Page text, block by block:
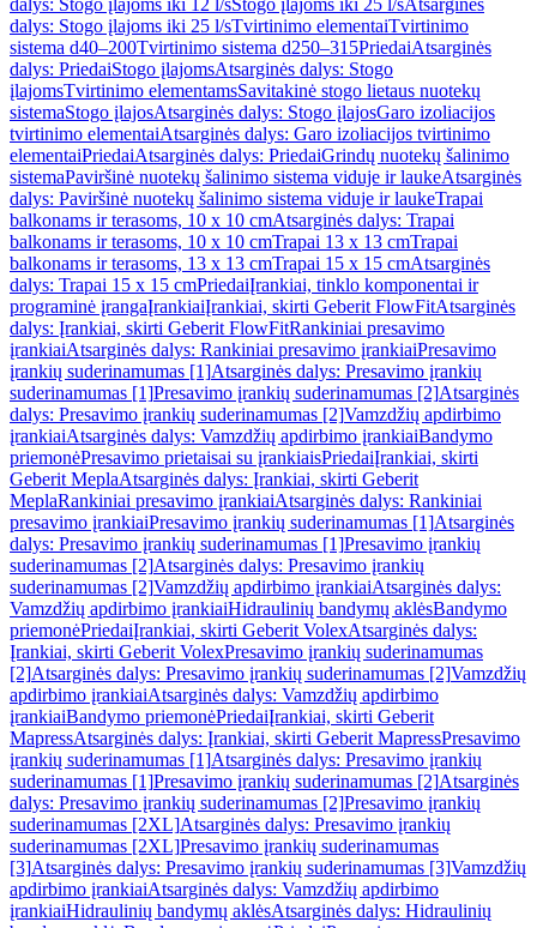
dalys: Stogo įlajoms iki 12 l/sStogo įlajoms iki 25 l/sAtsarginės
dalys: Stogo įlajoms iki 25 l/sTvirtinimo elementaiTvirtinimo
sistema d40–200Tvirtinimo sistema d250–315PriedaiAtsarginės
dalys: PriedaiStogo įlajomsAtsarginės dalys: Stogo
įlajomsTvirtinimo elementamsSavitakinė stogo lietaus nuotekų
sistemaStogo įlajosAtsarginės dalys: Stogo įlajosGaro izoliacijos
tvirtinimo elementaiAtsarginės dalys: Garo izoliacijos tvirtinimo
elementaiPriedaiAtsarginės dalys: PriedaiGrindų nuotekų šalinimo
sistemaPaviršinė nuotekų šalinimo sistema viduje ir laukeAtsarginės
dalys: Paviršinė nuotekų šalinimo sistema viduje ir laukeTrapai
balkonams ir terasoms, 10 x 10 cmAtsarginės dalys: Trapai
balkonams ir terasoms, 10 x 10 cmTrapai 13 x 13 cmTrapai
balkonams ir terasoms, 13 x 13 cmTrapai 15 x 15 cmAtsarginės
dalys: Trapai 15 x 15 cmPriedaiĮrankiai, tinklo komponentai ir
programinė įrangaĮrankiaiĮrankiai, skirti Geberit FlowFitAtsarginės
dalys: Įrankiai, skirti Geberit FlowFitRankiniai presavimo
įrankiaiAtsarginės dalys: Rankiniai presavimo įrankiaiPresavimo
įrankių suderinamumas [1]Atsarginės dalys: Presavimo įrankių
suderinamumas [1]Presavimo įrankių suderinamumas [2]Atsarginės
dalys: Presavimo įrankių suderinamumas [2]Vamzdžių apdirbimo
įrankiaiAtsarginės dalys: Vamzdžių apdirbimo įrankiaiBandymo
priemonėPresavimo prietaisai su įrankiaisPriedaiĮrankiai, skirti
Geberit MeplaAtsarginės dalys: Įrankiai, skirti Geberit
MeplaRankiniai presavimo įrankiaiAtsarginės dalys: Rankiniai
presavimo įrankiaiPresavimo įrankių suderinamumas [1]Atsarginės
dalys: Presavimo įrankių suderinamumas [1]Presavimo įrankių
suderinamumas [2]Atsarginės dalys: Presavimo įrankių
suderinamumas [2]Vamzdžių apdirbimo įrankiaiAtsarginės dalys:
Vamzdžių apdirbimo įrankiaiHidraulinių bandymų aklėsBandymo
priemonėPriedaiĮrankiai, skirti Geberit VolexAtsarginės dalys:
Įrankiai, skirti Geberit VolexPresavimo įrankių suderinamumas
[2]Atsarginės dalys: Presavimo įrankių suderinamumas [2]Vamzdžių
apdirbimo įrankiaiAtsarginės dalys: Vamzdžių apdirbimo
įrankiaiBandymo priemonėPriedaiĮrankiai, skirti Geberit
MapressAtsarginės dalys: Įrankiai, skirti Geberit MapressPresavimo
įrankių suderinamumas [1]Atsarginės dalys: Presavimo įrankių
suderinamumas [1]Presavimo įrankių suderinamumas [2]Atsarginės
dalys: Presavimo įrankių suderinamumas [2]Presavimo įrankių
suderinamumas [2XL]Atsarginės dalys: Presavimo įrankių
suderinamumas [2XL]Presavimo įrankių suderinamumas
[3]Atsarginės dalys: Presavimo įrankių suderinamumas [3]Vamzdžių
apdirbimo įrankiaiAtsarginės dalys: Vamzdžių apdirbimo
įrankiaiHidraulinių bandymų aklėsAtsarginės dalys: Hidraulinių